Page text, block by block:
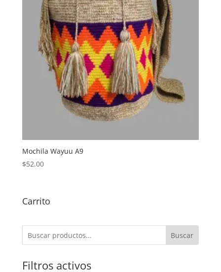
Mochila Wayuu A9
$52.00
Carrito
Buscar
Filtros activos